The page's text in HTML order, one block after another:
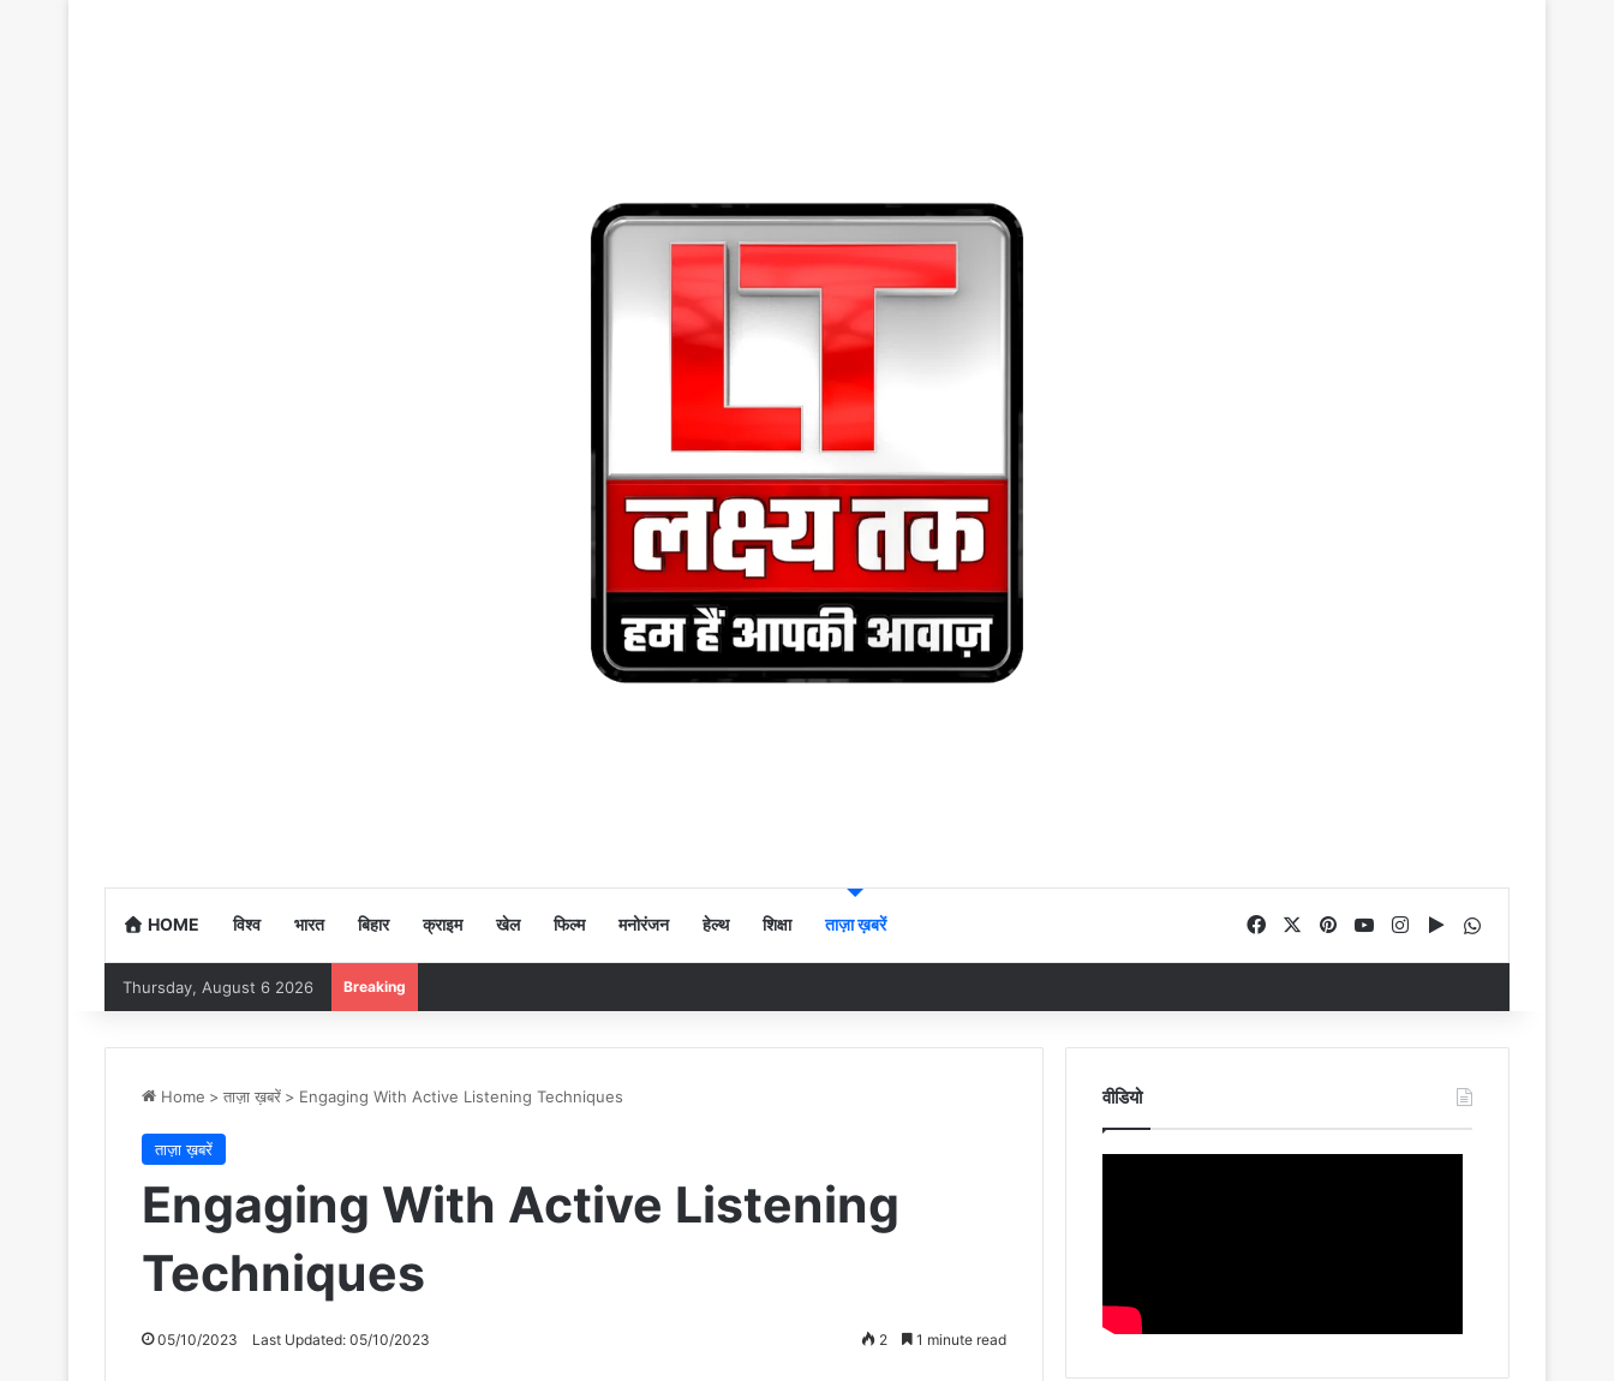
HOME विश्व भारत बिहार क्राइम खेल फिल्म मनोरंजन हेल्थ शिक्षा ताज़ा ख़बरें FacebookPinterestYouTubeInstagram
Google Play
Thursday, August 6 2026 Breaking
Home > ताज़ा ख़बरें > Engaging With Active Listening Techniques
ताज़ा ख़बरें
Engaging With Active Listening
Techniques
05/10/2023 Last Updated: 05/10/2023 2 1 minute read
वीडियो